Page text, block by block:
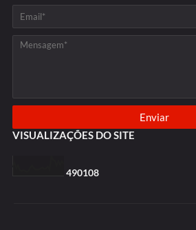
VISUALIZAÇÕES DO SITE
490108